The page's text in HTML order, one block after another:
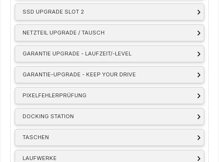
SSD UPGRADE SLOT 2
NETZTEIL UPGRADE / TAUSCH
GARANTIE UPGRADE - LAUFZEIT/-LEVEL
GARANTIE-UPGRADE - KEEP YOUR DRIVE
PIXELFEHLERPRÜFUNG
DOCKING STATION
TASCHEN
LAUFWERKE